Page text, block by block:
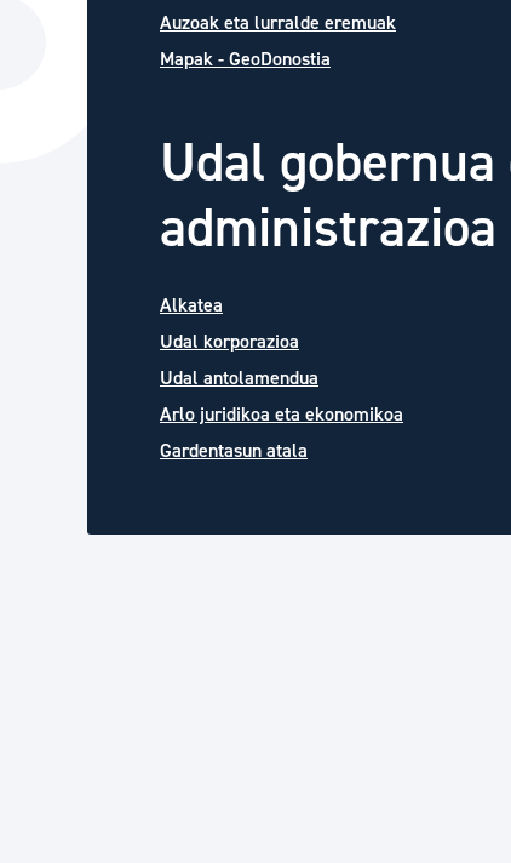
Auzoak eta lurralde eremuak
Mapak - GeoDonostia
Udal gobernua
administrazioa
Alkatea
Udal korporazioa
Udal antolamendua
Arlo juridikoa eta ekonomikoa
Gardentasun atala